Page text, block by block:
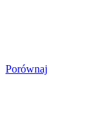
Porównaj